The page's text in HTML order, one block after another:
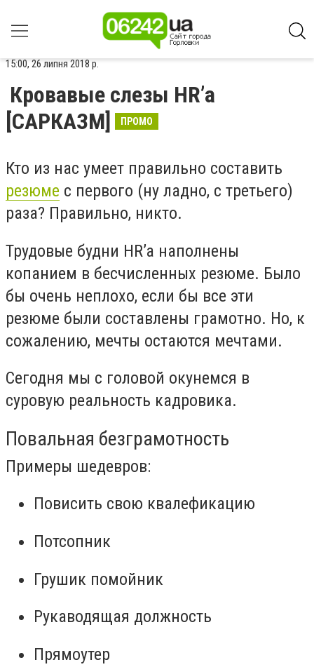
15:00, 26 липня 2018 р.
Кровавые слезы HR’a
[САРКАЗМ]
ПРОМО
Кто из нас умеет правильно составить
резюме с первого (ну ладно, с третьего)
раза? Правильно, никто.
Трудовые будни HR’a наполнены
копанием в бесчисленных резюме. Было
бы очень неплохо, если бы все эти
резюме были составлены грамотно. Но, к
сожалению, мечты остаются мечтами.
Сегодня мы с головой окунемся в
суровую реальность кадровика.
Повальная безграмотность
Примеры шедевров:
Повисить свою квалефикацию
Потсопник
Грушик помойник
Рукаводящая должность
Прямоутер